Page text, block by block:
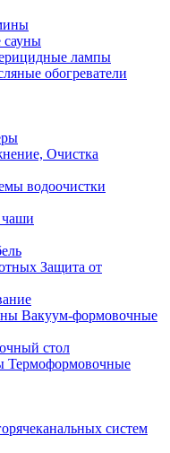
лампы
обогреватели
Очистка
водоочистки
чаши
Защита от
Вакуум-формовочные
стол
Термоформовочные
систем